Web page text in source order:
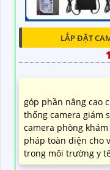
LẮP ĐẶT
góp phần nâng cao
thống camera giám
camera phòng
pháp toàn diện cho
trong môi trường y